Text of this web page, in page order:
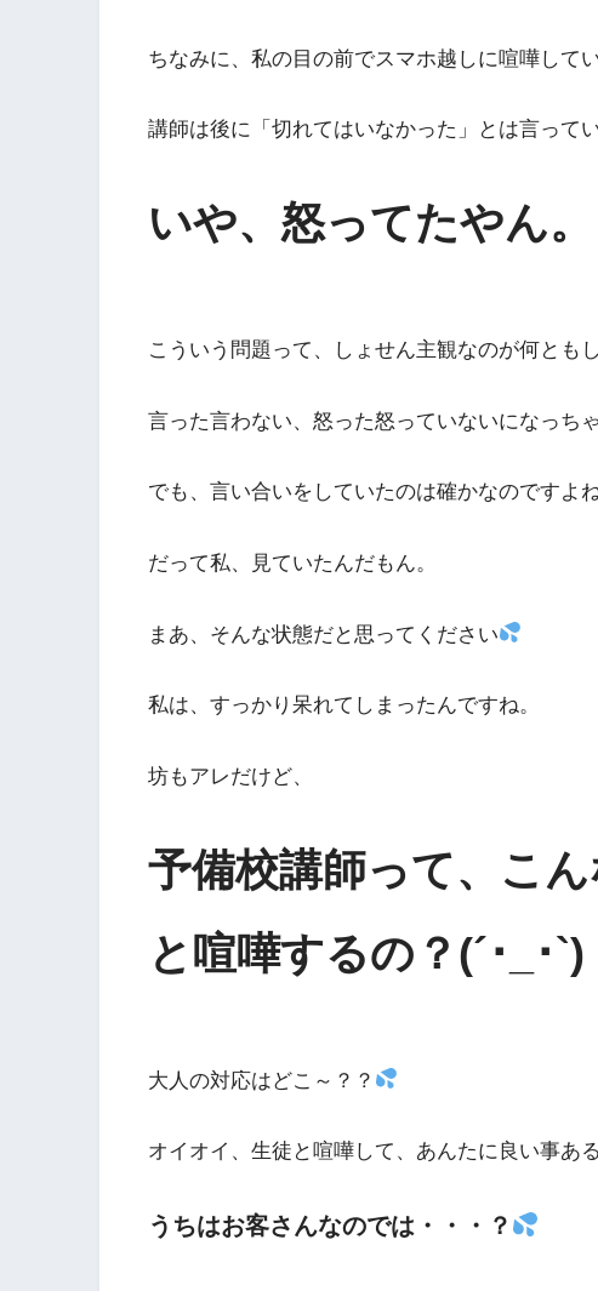
ちなみに、私の目の前でスマホ越しに喧嘩してい
講師は後に「切れてはいなかった」とは言って
いや、怒ってたやん。
こういう問題って、しょせん主観なのが何とも
言った言わない、怒った怒っていないになっちゃ
でも、言い合いをしていたのは確かなのですよね
だって私、見ていたんだもん。
まあ、そんな状態だと思ってください
私は、すっかり呆れてしまったんですね。
坊もアレだけど、
予備校講師って、こ
と喧嘩するの？(´･_･`)
大人の対応はどこ～？？
オイオイ、生徒と喧嘩して、あんたに良い事ある
うちはお客さんなのでは・・・？